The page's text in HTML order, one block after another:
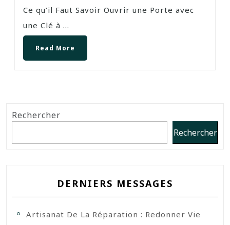
Ce qu’il Faut Savoir Ouvrir une Porte avec
une Clé à ...
Read More
Rechercher
Rechercher
DERNIERS MESSAGES
Artisanat De La Réparation : Redonner Vie